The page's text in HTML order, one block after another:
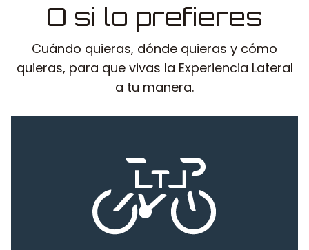
O si lo prefieres
Cuándo quieras, dónde quieras y cómo
quieras, para que vivas la Experiencia Lateral
a tu manera.